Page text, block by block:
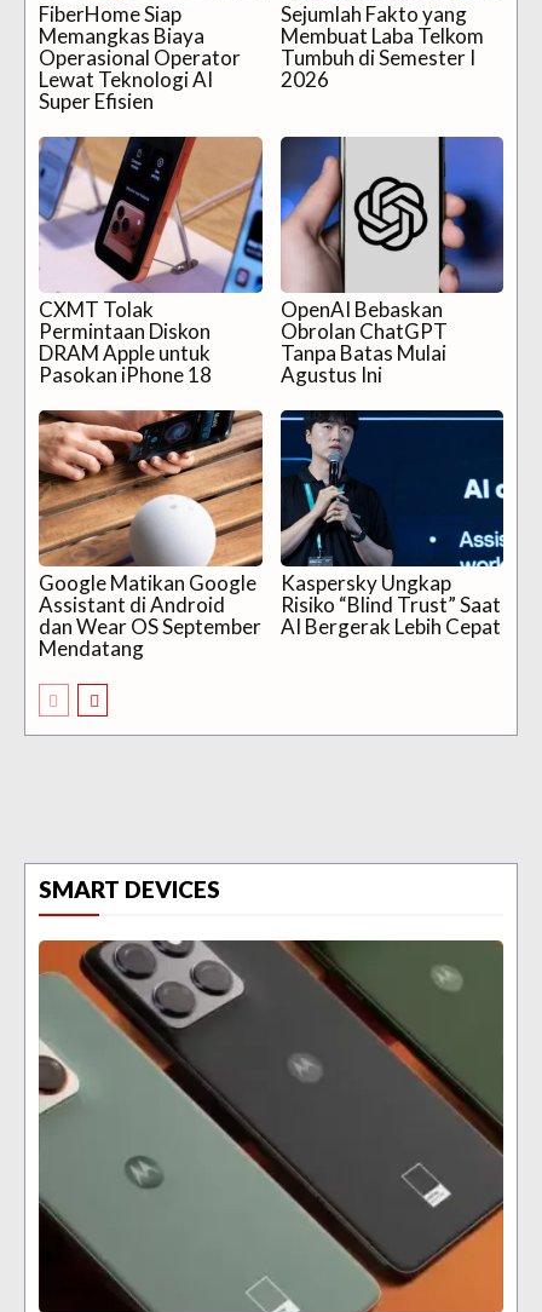
FiberHome Siap
Memangkas Biaya
Operasional Operator
Lewat Teknologi AI
Super Efisien
Sejumlah Fakto yang
Membuat Laba Telkom
Tumbuh di Semester I
2026
CXMT Tolak
Permintaan Diskon
DRAM Apple untuk
Pasokan iPhone 18
OpenAI Bebaskan
Obrolan ChatGPT
Tanpa Batas Mulai
Agustus Ini
Google Matikan Google
Assistant di Android
dan Wear OS September
Mendatang
Kaspersky Ungkap
Risiko “Blind Trust” Saat
AI Bergerak Lebih Cepat
SMART DEVICES